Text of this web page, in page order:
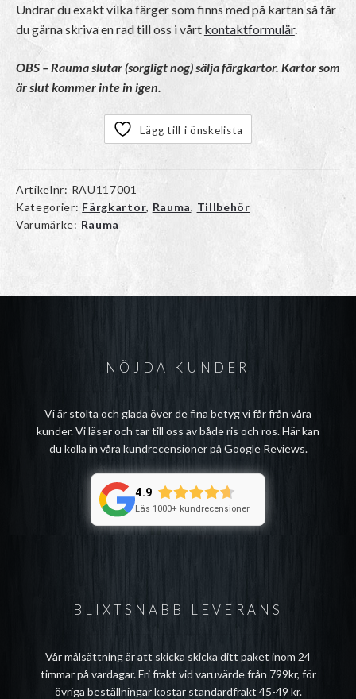
Undrar du exakt vilka färger som finns med på kartan så får
du gärna skriva en rad till oss i vårt kontaktformulär.
OBS – Rauma slutar (sorgligt nog) sälja färgkartor. Kartor som
är slut kommer inte in igen.
Lägg till i önskelista
Artikelnr: RAU117001
Kategorier: Färgkartor, Rauma, Tillbehör
Varumärke: Rauma
BLIXTSNABB LEVERANS
Vår målsättning är att skicka skicka ditt paket inom 24
timmar på vardagar. Fri frakt vid varuvärde från 799kr, för
övriga beställningar kostar standardfrakt 45-49 kr.
NÖJDA KUNDER
Vi är stolta och glada över de fina betyg vi får från våra
kunder. Vi läser och tar till oss av både ris och ros. Här kan
du kolla in våra kundrecensioner på Google Reviews.
4.9
Läs 1000+ kundrecensioner